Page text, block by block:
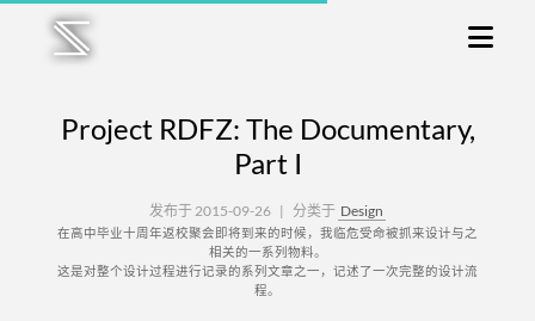
Project RDFZ: The Documentary,
Part I
发布于 2015-09-26 | 分类于 Design
在高中毕业十周年返校聚会即将到来的时候，我临危受命被抓来设计与之
相关的一系列物料。
这是对整个设计过程进行记录的系列文章之一，记述了一次完整的设计流
程。